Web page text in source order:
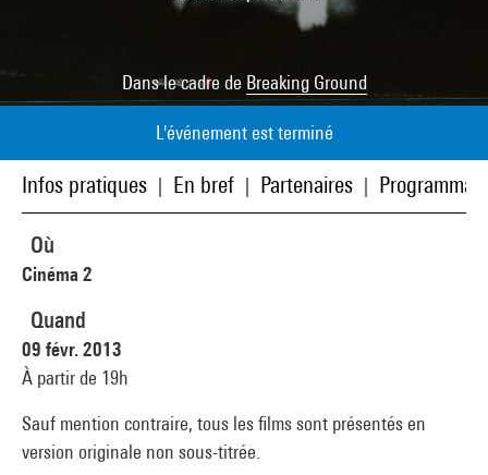
Dans le cadre de Breaking Ground
L'événement est terminé
Infos pratiques En bref Partenaires
Où
Cinéma 2
Quand
09 févr. 2013
À partir de 19h
Sauf mention contraire, tous les films sont présentés en
version originale non sous-titrée.